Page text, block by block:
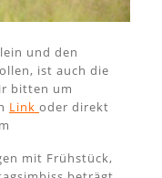
und den
ist auch die
bitten um
Link oder direkt
mit Frühstück,